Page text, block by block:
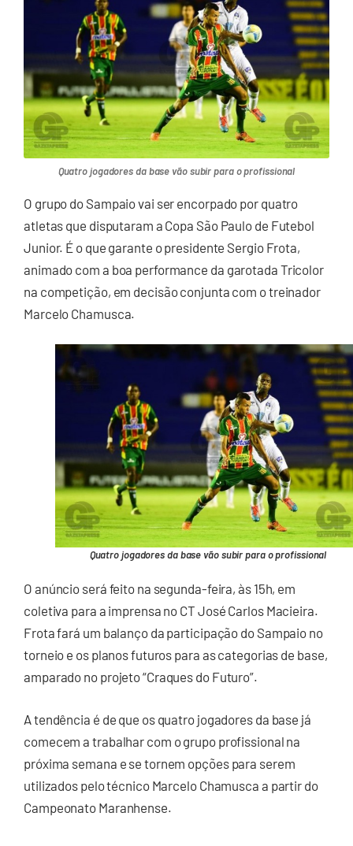
Quatro jogadores da base vão subir para o profissional
O grupo do Sampaio vai ser encorpado por quatro
atletas que disputaram a Copa São Paulo de Futebol
Junior. É o que garante o presidente Sergio Frota,
animado com a boa performance da garotada Tricolor
na competição, em decisão conjunta com o treinador
Marcelo Chamusca.
Quatro jogadores da base vão subir para o profissional
O anúncio será feito na segunda-feira, às 15h, em
coletiva para a imprensa no CT José Carlos Macieira.
Frota fará um balanço da participação do Sampaio no
torneio e os planos futuros para as categorias de base,
amparado no projeto “Craques do Futuro”.
A tendência é de que os quatro jogadores da base já
comecem a trabalhar com o grupo profissional na
próxima semana e se tornem opções para serem
utilizados pelo técnico Marcelo Chamusca a partir do
Campeonato Maranhense.